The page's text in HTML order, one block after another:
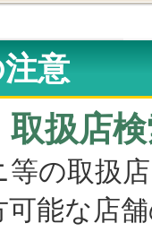
意
取扱店
の取扱
可能な店